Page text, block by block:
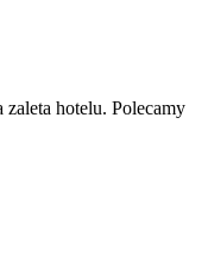
hotelu. Polecamy